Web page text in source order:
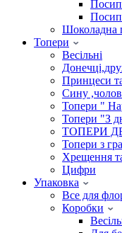
Шоколадна
Топери
Весільні
Принцеси
Сину
Топери "
Топери "З
ТОПЕРИ
Топери з
Хрещення
Цифри
Упаковка
Все для
Коробки